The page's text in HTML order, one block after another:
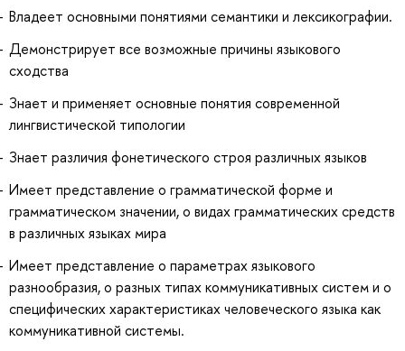
Владеет основными понятиями семантики и лексикографии.
Демонстрирует все возможные причины языкового
сходства
Знает и применяет основные понятия современной
лингвистической типологии
Знает различия фонетического строя различных языков
Имеет представление о грамматической форме и
грамматическом значении, о видах грамматических средств
в различных языках мира
Имеет представление о параметрах языкового
разнообразия, о разных типах коммуникативных систем и о
специфических характеристиках человеческого языка как
коммуникативной системы.